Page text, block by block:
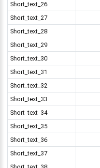
Short_text_26
Short_text_27
Short_text_28
Short_text_29
Short_text_30
Short_text_31
Short_text_32
Short_text_33
Short_text_34
Short_text_35
Short_text_36
Short_text_37